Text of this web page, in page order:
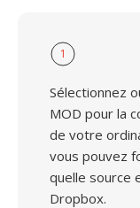
1
Sélectionnez
MOD pour la
de votre
vous pouvez
quelle source
Dropbox.